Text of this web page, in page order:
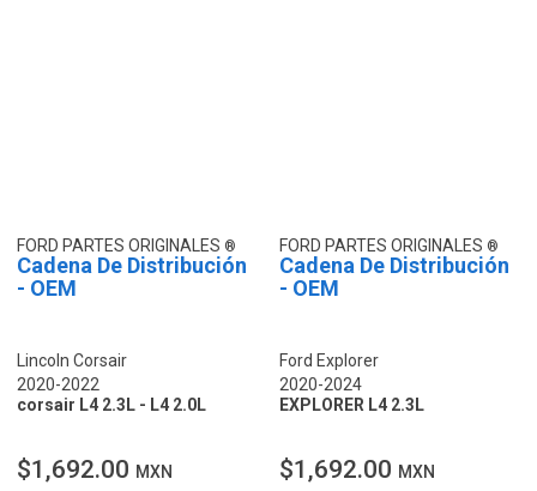
FORD PARTES ORIGINALES
Cadena De Distribución
- OEM
Lincoln Corsair
2020-2022
corsair L4 2.3L - L4 2.0L
$1,692.00 MXN
FORD PARTES ORIGINALES
Cadena De Distribución
- OEM
Ford Explorer
2020-2024
EXPLORER L4 2.3L
$1,692.00 MXN